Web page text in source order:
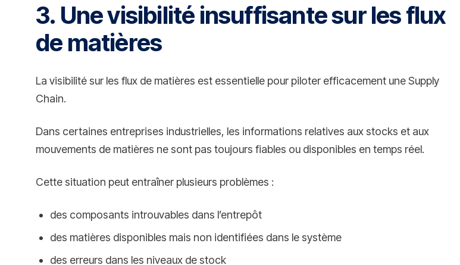
3. Une visibilité insuffisante sur les flux
de matières
La visibilité sur les flux de matières est essentielle pour piloter efficacement une Supply
Chain.
Dans certaines entreprises industrielles, les informations relatives aux stocks et aux
mouvements de matières ne sont pas toujours fiables ou disponibles en temps réel.
Cette situation peut entraîner plusieurs problèmes :
des composants introuvables dans l’entrepôt
des matières disponibles mais non identifiées dans le système
des erreurs dans les niveaux de stock